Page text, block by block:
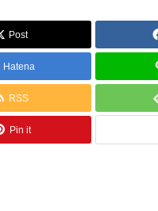
Post
Hatena
RSS
Pin it